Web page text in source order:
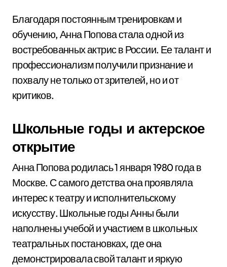
Благодаря постоянным тренировкам и
обучению, Анна Попова стала одной из
востребованных актрис в России. Ее талант и
профессионализм получили признание и
похвалу не только от зрителей, но и от
критиков.
Школьные годы и актерское
открытие
Анна Попова родилась 1 января 1980 года в
Москве. С самого детства она проявляла
интерес к театру и исполнительскому
искусству. Школьные годы Анны были
наполнены учебой и участием в школьных
театральных постановках, где она
демонстрировала свой талант и яркую